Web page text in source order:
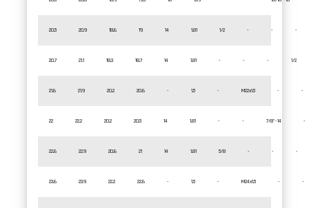
20.5 20.9 18.6 19 14 1.81 1/2 - - -
20.7 21.1 18.3 18.7 14 1.81 - - - 1/2
21.6 21.9 20.2 20.6 - 1.5 - M22x1.5 - -
22 22.2 20.2 20.5 14 1.81 - - 7/8"-14 -
22.6 22.9 20.6 21 14 1.81 5/8 - - -
23.6 23.9 22.2 22.6 - 1.5 - M24x1.5 - -